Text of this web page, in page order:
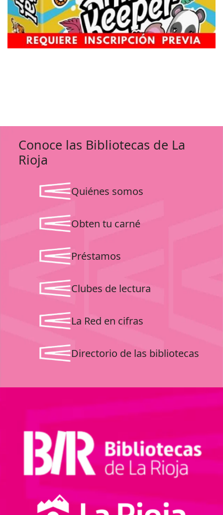
Conoce las Bibliotecas de La
Rioja
Quiénes somos
Obten tu carné
Préstamos
Clubes de lectura
La Red en cifras
Directorio de las bibliotecas